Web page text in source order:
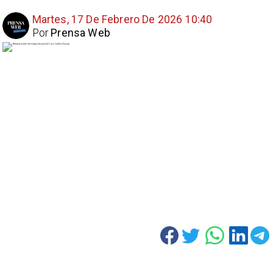
Martes, 17 De Febrero De 2026 10:40
Prensa Web
Por